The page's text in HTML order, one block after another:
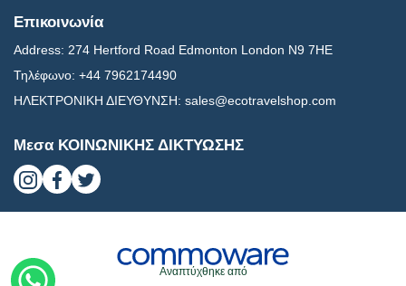
Επικοινωνία
Address: 274 Hertford Road Edmonton London N9 7HE
Τηλέφωνο: +44 7962174490
ΗΛΕΚΤΡΟΝΙΚΗ ΔΙΕΥΘΥΝΣΗ: sales@ecotravelshop.com
Μεσα ΚΟΙΝΩΝΙΚΗΣ ΔΙΚΤΥΩΣΗΣ
Αναπτύχθηκε από